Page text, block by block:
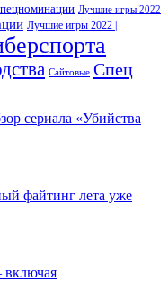
Лучшие игры 2022
Лучшие игры 2022 |
Сайтовые Спец
сериала «Убийства
файтинг лета уже
включая